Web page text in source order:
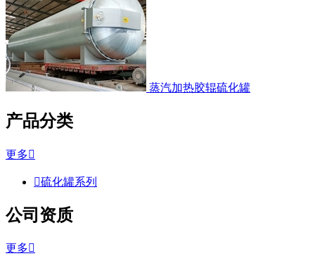
蒸汽加热胶辊硫化罐
产品分类
更多
硫化罐系列
公司资质
更多